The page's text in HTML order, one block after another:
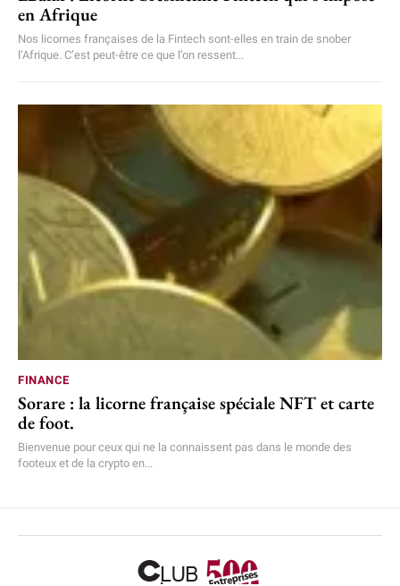
en Afrique
Nos licornes françaises de la Fintech sont-elles en train de snober
l’Afrique. C’est peut-être ce que l’on ressent...
FINANCE
Sorare : la licorne française spéciale NFT et carte
de foot.
Bienvenue pour ceux qui ne la connaissent pas dans le monde des
footeux et de la crypto en...